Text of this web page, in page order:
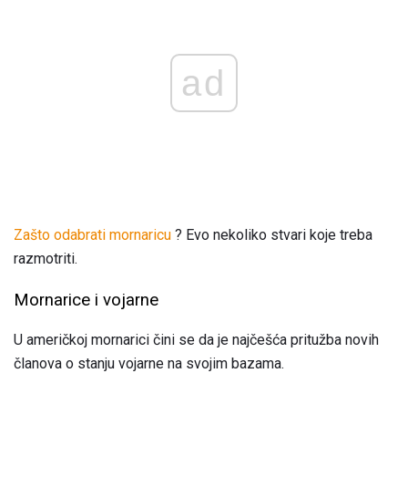
ad
Zašto odabrati mornaricu ? Evo nekoliko stvari koje treba
razmotriti.
Mornarice i vojarne
U američkoj mornarici čini se da je najčešća pritužba novih
članova o stanju vojarne na svojim bazama.